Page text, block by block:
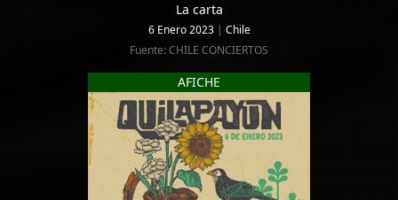
La carta
6 Enero 2023 | Chile
Fuente: CHILE CONCIERTOS
AFICHE